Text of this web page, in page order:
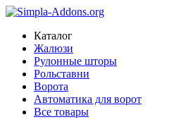
Каталог
Жалюзи
Рулонные шторы
Рольставни
Ворота
Автоматика для ворот
Все товары